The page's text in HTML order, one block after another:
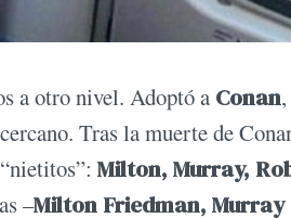
a otro nivel. Adoptó a Conan
Tras la muerte de
Milton, Murray,
–Milton Friedman, Murray